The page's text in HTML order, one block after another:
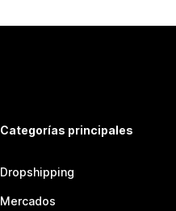
Categorías principales
Dropshipping
Mercados